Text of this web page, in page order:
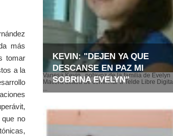
KEVIN: "DEJEN YA QUE
DESCANSE EN PAZ MI
SOBRINA EVELYN"
Vanesa Kevin , potavoz de la familia de Evelyn
Macera acaba de confirmar a Telde Libre Digital
más
tomar
a la
no